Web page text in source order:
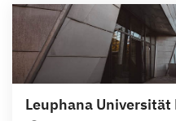
Leuphana Universität